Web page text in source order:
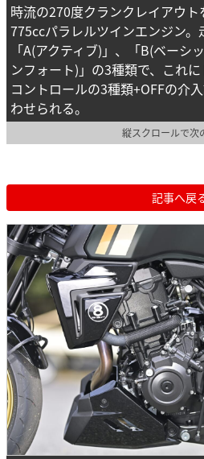
時流の270度クランクレイアウト
775ccパラレルツインエンジン。
「A(アクティブ)」、「B(ベーシ
ンフォート)」の3種類で、これ
コントロールの3種類+OFFの介
わせられる。
縦スクロールで次
記事へ戻